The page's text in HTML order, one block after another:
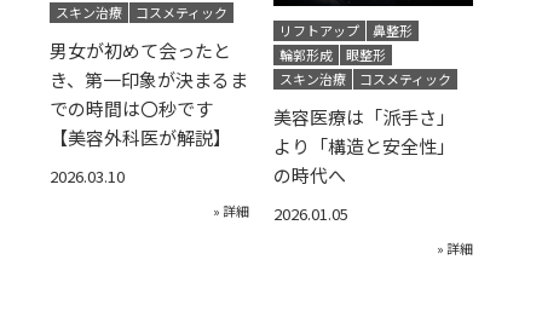
スキン治療
コスメティック
男女が初めて会ったと
き、第一印象が決まるま
での時間は〇秒です
【美容外科医が解説】
2026.03.10
» 詳細
リフトアップ
鼻整形
輪郭形成
眼整形
スキン治療
コスメティック
美容医療は「派手さ」
より「構造と安全性」
の時代へ
2026.01.05
» 詳細